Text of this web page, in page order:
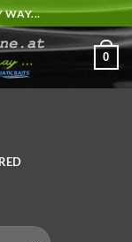
WAY...
0